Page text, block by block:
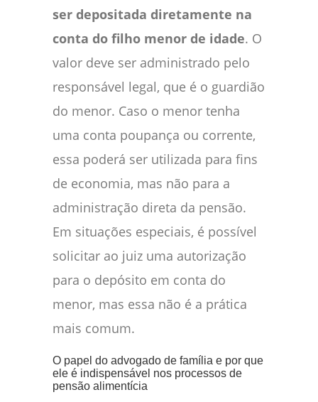
ser depositada diretamente na
conta do filho menor de idade. O
valor deve ser administrado pelo
responsável legal, que é o guardião
do menor. Caso o menor tenha
uma conta poupança ou corrente,
essa poderá ser utilizada para fins
de economia, mas não para a
administração direta da pensão.
Em situações especiais, é possível
solicitar ao juiz uma autorização
para o depósito em conta do
menor, mas essa não é a prática
mais comum.
O papel do advogado de família e por que
ele é indispensável nos processos de
pensão alimentícia